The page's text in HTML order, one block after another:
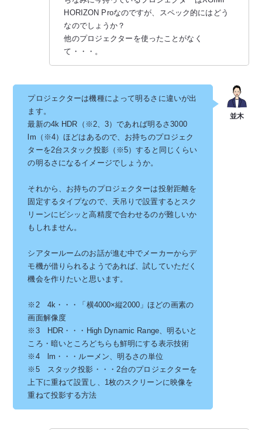
HORIZON Proなのですが、スペック的にはどう
なのでしょうか？
他のプロジェクターを使ったことがなく
て・・・。
プロジェクターは機種によって明るさに違いが出
ます。
最新の4k HDR（※2、3）であれば明るさ3000
lm（※4）ほどはあるので、お持ちのプロジェク
ターを2台スタック投影（※5）すると同じくらい
の明るさになるイメージでしょうか。
それから、お持ちのプロジェクターは投射距離を
固定するタイプなので、天吊りで設置するとスク
リーンにビシッと高精度で合わせるのが難しいか
もしれません。
シアタールームのお話が進む中でメーカーからデ
モ機が借りられるようであれば、試していただく
機会を作りたいと思います。
※2 4k・・・「横4000×縦2000」ほどの画素の
画面解像度
※3 HDR・・・High Dynamic Range、明るいと
ころ・暗いところどちらも鮮明にする表示技術
※4 lm・・・ルーメン、明るさの単位
※5 スタック投影・・・2台のプロジェクターを
上下に重ねて設置し、1枚のスクリーンに映像を
重ねて投影する方法